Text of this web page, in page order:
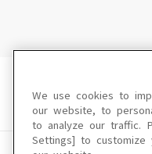
We use cookies to
our website, to
to analyze our traffic.
Settings] to customize